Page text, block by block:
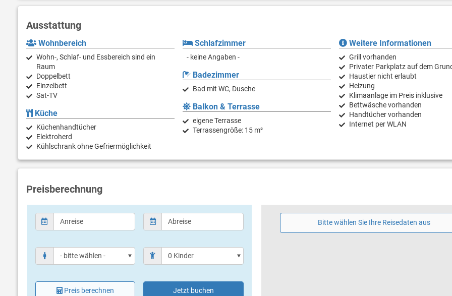
Ausstattung
Wohnbereich
Wohn-, Schlaf- und Essbereich sind ein
Raum
Doppelbett
Einzelbett
Sat-TV
Küche
Küchenhandtücher
Elektroherd
Kühlschrank ohne Gefriermöglichkeit
Schlafzimmer
- keine Angaben -
Badezimmer
Bad mit WC, Dusche
Balkon & Terrasse
eigene Terrasse
Terrassengröße: 15 m²
Weitere Informationen
Grill vorhanden
Privater Parkplatz auf dem
Haustier nicht erlaubt
Heizung
Klimaanlage im Preis inklusive
Bettwäsche vorhanden
Handtücher vorhanden
Internet per WLAN
Preisberechnung
Preis berechnen Jetzt buchen
Bitte wählen Sie Ihre Reisedaten aus